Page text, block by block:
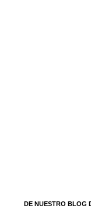
DE NUESTRO BLOG